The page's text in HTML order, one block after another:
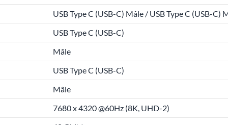
USB Type C (USB-C) Mâle / USB Type C (USB-C)
USB Type C (USB-C)
Mâle
USB Type C (USB-C)
Mâle
7680 x 4320 @60Hz (8K, UHD-2)